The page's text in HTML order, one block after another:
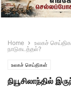
Home உலகச்
நாடுகடத்தல்?
உலகச் செய்திகள்
நியூசிலாந்தில்